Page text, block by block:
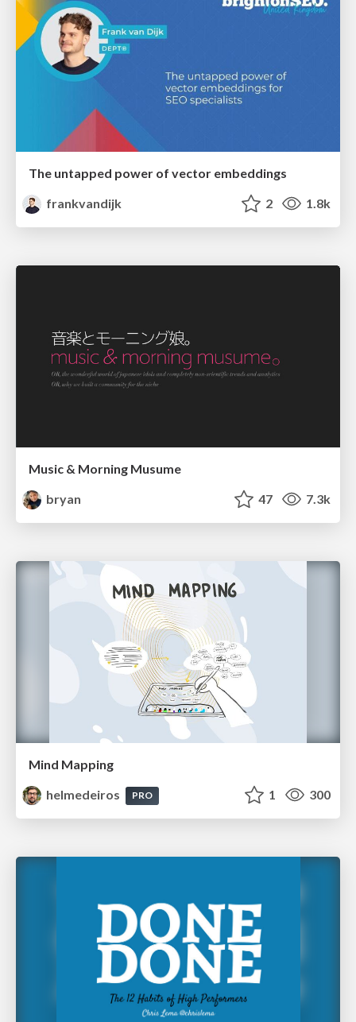
The untapped power of vector embeddings
frankvandijk
2 1.8k
Music & Morning Musume
bryan
47 7.3k
Mind Mapping
helmedeiros
PRO 1 300